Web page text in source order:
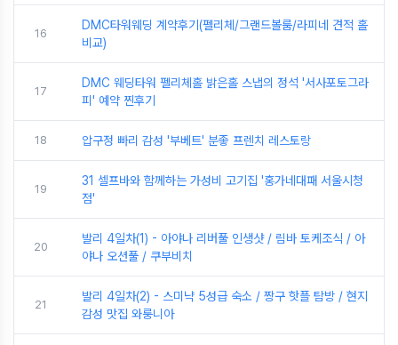
16
DMC타워웨딩 계약후기(펠리체/그랜드볼룸/라피네 견적 홀
비교)
17
DMC 웨딩타워 펠리체홀 밝은홀 스냅의 정석 '서사포토그라
피' 예약 찐후기
18 압구정 빠리 감성 '부베트' 분좋 프렌치 레스토랑
19
31 셀프바와 함께하는 가성비 고기집 '홍가네대패 서울시청
점'
20
발리 4일차(1) - 아야나 리버풀 인생샷 / 림바 토케조식 / 아
야나 오션풀 / 쿠부비치
21
발리 4일차(2) - 스미냑 5성급 숙소 / 짱구 핫플 탐방 / 현지
감성 맛집 와룽니아